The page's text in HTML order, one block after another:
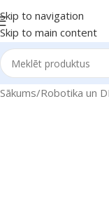
Skip to navigation
Skip to main content
Sākums/Robotika un